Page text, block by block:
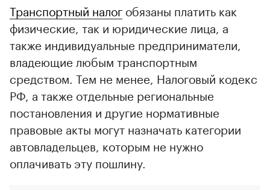
Транспортный налог обязаны платить как
физические, так и юридические лица, а
также индивидуальные предприниматели,
владеющие любым транспортным
средством. Тем не менее, Налоговый кодекс
РФ, а также отдельные региональные
постановления и другие нормативные
правовые акты могут назначать категории
автовладельцев, которым не нужно
оплачивать эту пошлину.